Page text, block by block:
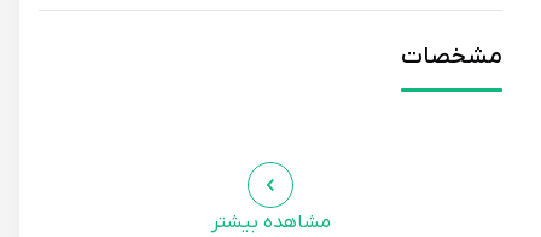
مشخصات
مشاهده بیشتر